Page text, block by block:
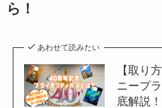
ら！
あわせて読みたい
【取り
ニープ
底解説！